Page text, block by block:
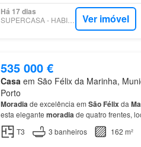
Há 17 dias
SUPERCASA - HABITA PORTO Ver imóvel
535 000 €
Casa em São Félix da Marinha,
Porto
Moradiade excelência em São Félixda
esta elegante moradiade quatro frentes,
T3
3 banheiros 162 m²